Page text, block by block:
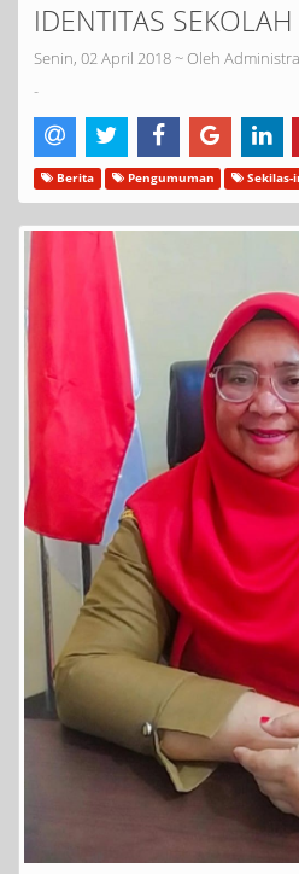
IDENTITAS SEKOLAH
Senin, 02 April 2018 ~ Oleh
-
Berita Pengumuman Sekilas-